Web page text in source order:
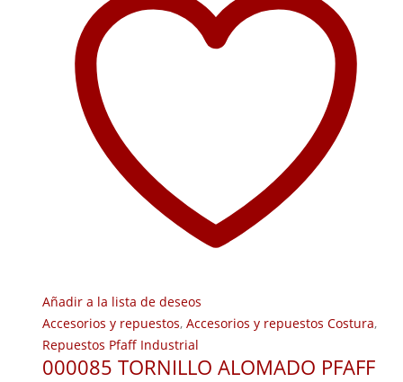
Añadir a la lista de deseos
Accesorios y repuestos, Accesorios y repuestos Costura,
Repuestos Pfaff Industrial
000085 TORNILLO ALOMADO PFAFF